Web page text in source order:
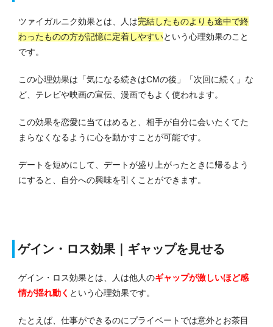
ツァイガルニク効果とは、人は完結したものよりも途中で終
わったものの方が記憶に定着しやすいという心理効果のこと
です。
この心理効果は「気になる続きはCMの後」「次回に続く」な
ど、テレビや映画の宣伝、漫画でもよく使われます。
この効果を恋愛に当てはめると、相手が自分に会いたくてた
まらなくなるように心を動かすことが可能です。
デートを短めにして、デートが盛り上がったときに帰るよう
にすると、
自分への興味を引くことができます。
ゲイン・ロス効果｜ギャップを見せる
ゲイン・ロス効果とは、人は他人のギャップが激しいほど感
情が揺れ動く という心理効果です。
たとえば、仕事ができるのにプライベートでは意外とお茶目